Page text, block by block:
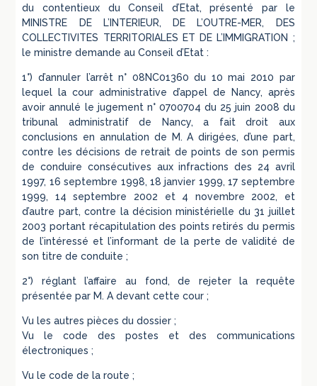
du contentieux du Conseil d’Etat, présenté par le
MINISTRE DE L’INTERIEUR, DE L’OUTRE-MER, DES
COLLECTIVITES TERRITORIALES ET DE L’IMMIGRATION ;
le ministre demande au Conseil d’Etat :
1°) d’annuler l’arrêt n° 08NC01360 du 10 mai 2010 par
lequel la cour administrative d’appel de Nancy, après
avoir annulé le jugement n° 0700704 du 25 juin 2008 du
tribunal administratif de Nancy, a fait droit aux
conclusions en annulation de M. A dirigées, d’une part,
contre les décisions de retrait de points de son permis
de conduire consécutives aux infractions des 24 avril
1997, 16 septembre 1998, 18 janvier 1999, 17 septembre
1999, 14 septembre 2002 et 4 novembre 2002, et
d’autre part, contre la décision ministérielle du 31 juillet
2003 portant récapitulation des points retirés du permis
de l’intéressé et l’informant de la perte de validité de
son titre de conduite ;
2°) réglant l’affaire au fond, de rejeter la requête
présentée par M. A devant cette cour ;
Vu les autres pièces du dossier ;
Vu le code des postes et des communications
électroniques ;
Vu le code de la route ;